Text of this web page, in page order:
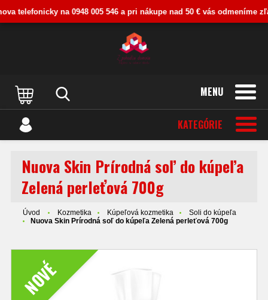
MENU
KATEGÓRIE
Nuova Skin Prírodná soľ do kúpeľa
Zelená perleťová 700g
Úvod Kozmetika Kúpeľová kozmetika
Soli do kúpeľa
Nuova Skin Prírodná soľ do kúpeľa Zelená perleťová 700g
NOVÉ
telefonicky na 0948 005 546 a pri nákupe nad 50 € vás odmeníme